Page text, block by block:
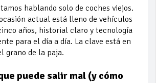
hablando solo de coches viejos.
actual está lleno de vehículos
años, historial claro y tecnología
para el día a día. La clave está en
grano de la paja.
puede salir mal (y cómo